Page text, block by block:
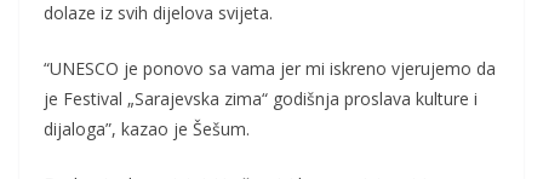
dolaze iz svih dijelova svijeta.
“UNESCO je ponovo sa vama jer mi iskreno vjerujemo da
je Festival „Sarajevska zima“ godišnja proslava kulture i
dijaloga”, kazao je Šešum.